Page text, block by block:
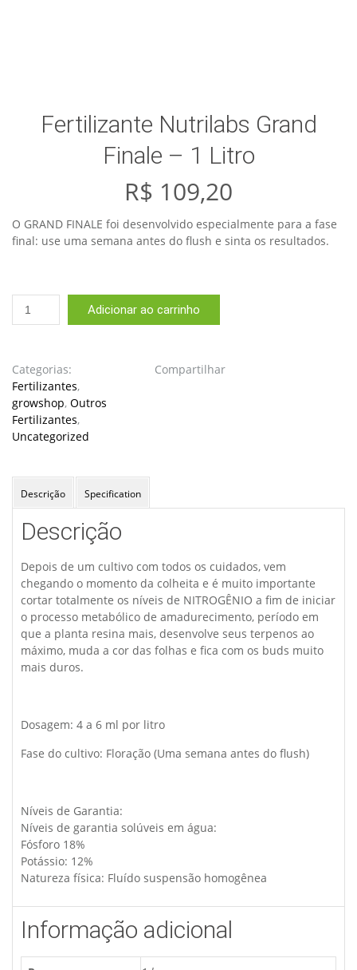
Fertilizante Nutrilabs Grand
Finale – 1 Litro
R$ 109,20
O GRAND FINALE foi desenvolvido especialmente para a fase
final: use uma semana antes do flush e sinta os resultados.
Fertilizante
Nutrilabs
-
1
Litro
quantidade
Adicionar ao carrinho
Categorias:
Fertilizantes,
growshop, Outros
Fertilizantes,
Uncategorized
Compartilhar
Descrição Specification
Descrição
Depois de um cultivo com todos os cuidados, vem
chegando o momento da colheita e é muito importante
cortar totalmente os níveis de NITROGÊNIO a fim de iniciar
o processo metabólico de amadurecimento, período em
que a planta resina mais, desenvolve seus terpenos ao
máximo, muda a cor das folhas e fica com os buds muito
mais duros.
Dosagem: 4 a 6 ml por litro
Fase do cultivo: Floração (Uma semana antes do flush)
Níveis de Garantia:
Níveis de garantia solúveis em água:
Fósforo 18%
Potássio: 12%
Natureza física: Fluído suspensão homogênea
Informação adicional